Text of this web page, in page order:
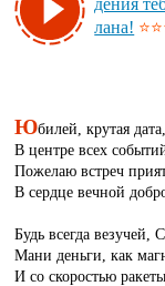
ла­на!
Юбилей, крутая дата,
В центре всех
Пожелаю встреч
В сердце вечной
Будь всегда везучей,
Мани деньги, как
И со скоростью ракеты